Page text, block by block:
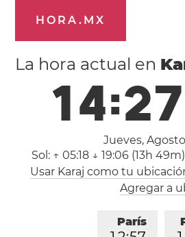
HORA.MX
La hora actual en
14:27
Jueves,
Sol: ↑ 05:18 ↓ 19:06 (13h 49m)
Usar Karaj como tu
Agregar a
París